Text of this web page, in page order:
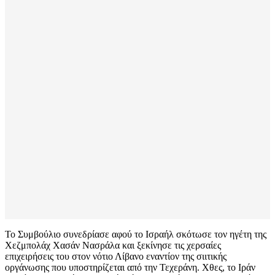
Το Συμβούλιο συνεδρίασε αφού το Ισραήλ σκότωσε τον ηγέτη της
Χεζμπολάχ Χασάν Νασράλα και ξεκίνησε τις χερσαίες
επιχειρήσεις του στον νότιο Λίβανο εναντίον της σιιτικής
οργάνωσης που υποστηρίζεται από την Τεχεράνη. Χθες, το Ιράν